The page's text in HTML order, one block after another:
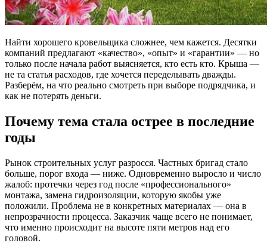
Найти хорошего кровельщика сложнее, чем кажется. Десятки
компаний предлагают «качество», «опыт» и «гарантии» — но
только после начала работ выясняется, кто есть кто. Крыша —
не та статья расходов, где хочется переделывать дважды.
Разберём, на что реально смотреть при выборе подрядчика, и
как не потерять деньги.
Почему тема стала острее в последние
годы
Рынок строительных услуг разросся. Частных бригад стало
больше, порог входа — ниже. Одновременно выросло и число
жалоб: протечки через год после «профессионального»
монтажа, замена гидроизоляции, которую якобы уже
положили. Проблема не в конкретных материалах — она в
непрозрачности процесса. Заказчик чаще всего не понимает,
что именно происходит на высоте пяти метров над его
головой.